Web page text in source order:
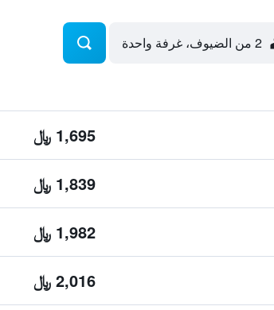
2 من الضيوف، غرفة واحدة
1,695 ﷼
1,839 ﷼
1,982 ﷼
2,016 ﷼